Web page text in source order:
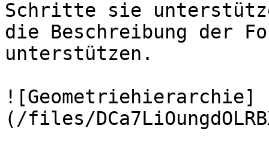
Schritte sie
die Beschreibung der
unterstützen.
![Geometriehierarchie]
(/files/